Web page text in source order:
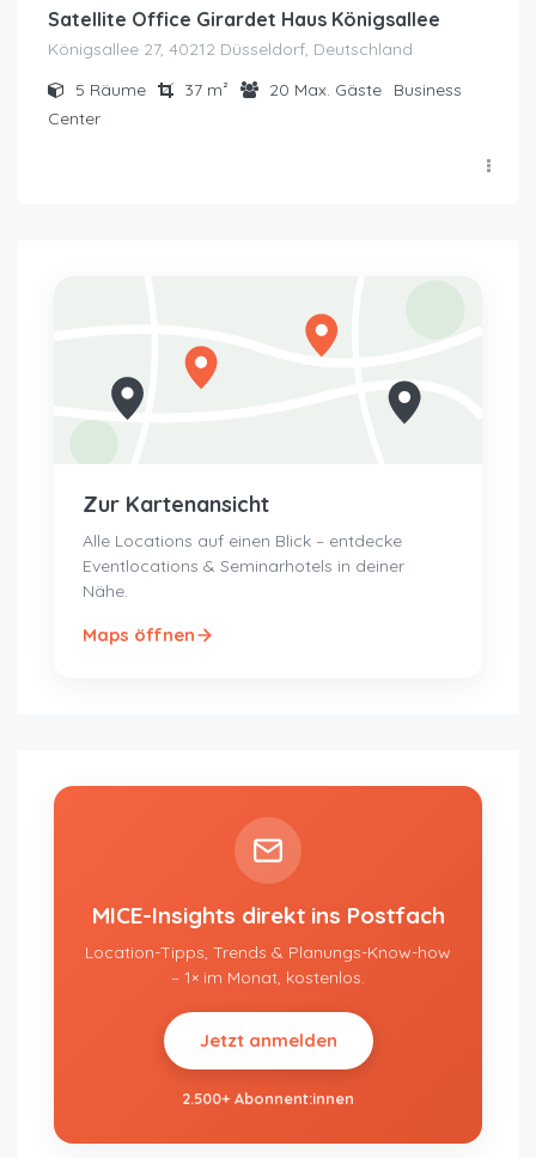
Satellite Office Girardet Haus Königsallee
Königsallee 27, 40212 Düsseldorf, Deutschland
5 Räume 37 m² 20 Max. Gäste
Business
Center
Zur Kartenansicht
Alle Locations auf einen Blick – entdecke
Eventlocations & Seminarhotels in deiner
Nähe.
Maps öffnen
MICE-Insights direkt ins Postfach
Location-Tipps, Trends & Planungs-Know-how
– 1× im Monat, kostenlos.
Jetzt anmelden
2.500+ Abonnent:innen